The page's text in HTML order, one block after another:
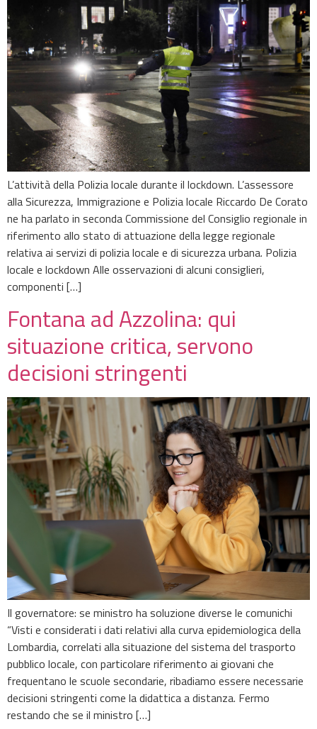
L’attività della Polizia locale durante il lockdown. L’assessore
alla Sicurezza, Immigrazione e Polizia locale Riccardo De Corato
ne ha parlato in seconda Commissione del Consiglio regionale in
riferimento allo stato di attuazione della legge regionale
relativa ai servizi di polizia locale e di sicurezza urbana. Polizia
locale e lockdown Alle osservazioni di alcuni consiglieri,
componenti […]
Fontana ad Azzolina: qui
situazione critica, servono
decisioni stringenti
Il governatore: se ministro ha soluzione diverse le comunichi
“Visti e considerati i dati relativi alla curva epidemiologica della
Lombardia, correlati alla situazione del sistema del trasporto
pubblico locale, con particolare riferimento ai giovani che
frequentano le scuole secondarie, ribadiamo essere necessarie
decisioni stringenti come la didattica a distanza. Fermo
restando che se il ministro […]